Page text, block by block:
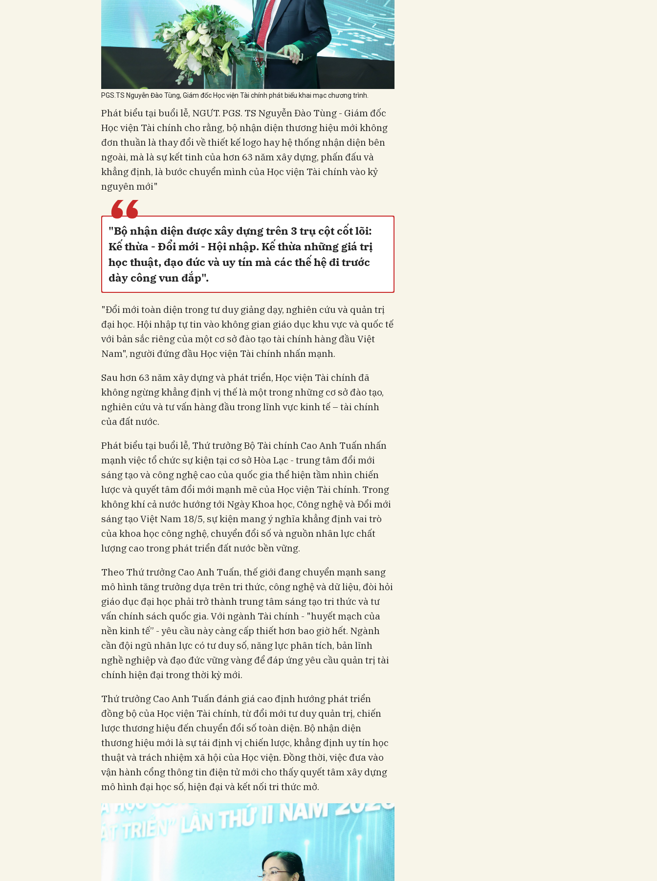
PGS.TS Nguyễn Đào Tùng, Giám đốc Học viện Tài chính phát biểu khai mạc chương trình.
Phát biểu tại buổi lễ, NGƯT. PGS. TS Nguyễn Đào Tùng - Giám đốc
Học viện Tài chính cho rằng, bộ nhận diện thương hiệu mới không
đơn thuần là thay đổi về thiết kế logo hay hệ thống nhận diện bên
ngoài, mà là sự kết tinh của hơn 63 năm xây dựng, phấn đấu và
khẳng định, là bước chuyển mình của Học viện Tài chính vào kỷ
nguyên mới"
“
"Bộ nhận diện được xây dựng trên 3 trụ cột cốt lõi:
Kế thừa - Đổi mới - Hội nhập. Kế thừa những giá trị
học thuật, đạo đức và uy tín mà các thế hệ đi trước
dày công vun đắp".
"Đổi mới toàn diện trong tư duy giảng dạy, nghiên cứu và quản trị
đại học. Hội nhập tự tin vào không gian giáo dục khu vực và quốc tế
với bản sắc riêng của một cơ sở đào tạo tài chính hàng đầu Việt
Nam", người đứng đầu Học viện Tài chính nhấn mạnh.
Sau hơn 63 năm xây dựng và phát triển, Học viện Tài chính đã
không ngừng khẳng định vị thế là một trong những cơ sở đào tạo,
nghiên cứu và tư vấn hàng đầu trong lĩnh vực kinh tế – tài chính
của đất nước.
Phát biểu tại buổi lễ, Thứ trưởng Bộ Tài chính Cao Anh Tuấn nhấn
mạnh việc tổ chức sự kiện tại cơ sở Hòa Lạc - trung tâm đổi mới
sáng tạo và công nghệ cao của quốc gia thể hiện tầm nhìn chiến
lược và quyết tâm đổi mới mạnh mẽ của Học viện Tài chính. Trong
không khí cả nước hướng tới Ngày Khoa học, Công nghệ và Đổi mới
sáng tạo Việt Nam 18/5, sự kiện mang ý nghĩa khẳng định vai trò
của khoa học công nghệ, chuyển đổi số và nguồn nhân lực chất
lượng cao trong phát triển đất nước bền vững.
Theo Thứ trưởng Cao Anh Tuấn, thế giới đang chuyển mạnh sang
mô hình tăng trưởng dựa trên tri thức, công nghệ và dữ liệu, đòi hỏi
giáo dục đại học phải trở thành trung tâm sáng tạo tri thức và tư
vấn chính sách quốc gia. Với ngành Tài chính - "huyết mạch của
nền kinh tế” - yêu cầu này càng cấp thiết hơn bao giờ hết. Ngành
cần đội ngũ nhân lực có tư duy số, năng lực phân tích, bản lĩnh
nghề nghiệp và đạo đức vững vàng để đáp ứng yêu cầu quản trị tài
chính hiện đại trong thời kỳ mới.
Thứ trưởng Cao Anh Tuấn đánh giá cao định hướng phát triển
đồng bộ của Học viện Tài chính, từ đổi mới tư duy quản trị, chiến
lược thương hiệu đến chuyển đổi số toàn diện. Bộ nhận diện
thương hiệu mới là sự tái định vị chiến lược, khẳng định uy tín học
thuật và trách nhiệm xã hội của Học viện. Đồng thời, việc đưa vào
vận hành cổng thông tin điện tử mới cho thấy quyết tâm xây dựng
mô hình đại học số, hiện đại và kết nối tri thức mở.